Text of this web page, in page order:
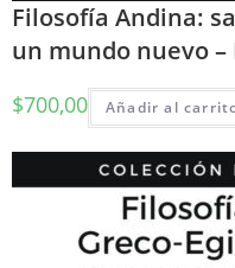
Filosofía Andina:
un mundo nuevo
$700,00 Añadir al